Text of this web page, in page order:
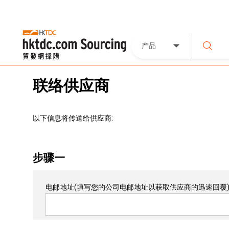
产品
联络供应商
以下信息将传送给供应商:
步骤一
电邮地址(填写您的公司电邮地址以获取供应商的迅速回覆)